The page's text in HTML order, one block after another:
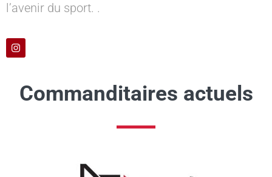
l’avenir du sport. .
Commanditaires actuels